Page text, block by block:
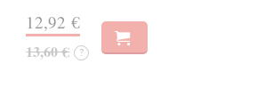
12,92 €
13,60 € ?